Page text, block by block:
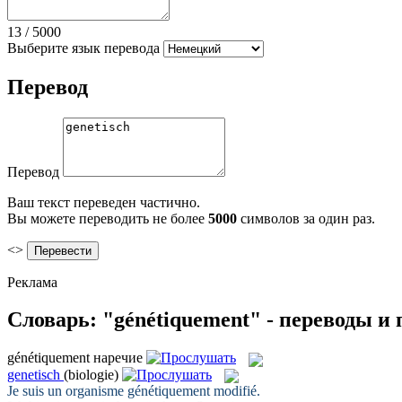
13 / 5000
Выберите язык перевода
Перевод
Перевод
Ваш текст переведен частично.
Вы можете переводить не более 5000 символов за один раз.
<>
Реклама
Словарь: "génétiquement" - переводы и
génétiquement наречие
genetisch (biologie)
Je suis un organisme génétiquement modifié.